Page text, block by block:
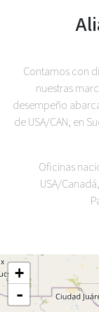
Contamos con
nuestras
desempeño
de USA/CAN, en
Oficinas
USA/
+
-